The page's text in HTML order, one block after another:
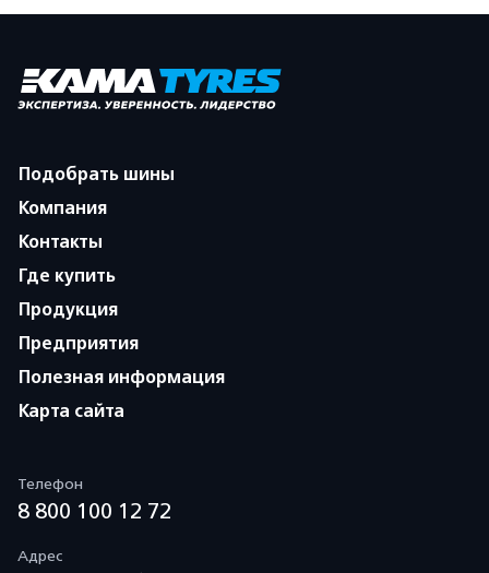
Подобрать шины
Компания
Контакты
Где купить
Продукция
Предприятия
Полезная информация
Карта сайта
Телефон
8 800 100 12 72
Адрес